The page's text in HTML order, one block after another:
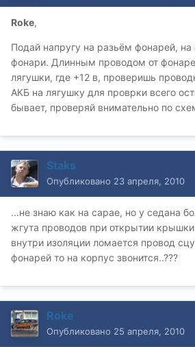
Roke,
Подай напругу на разьём фонарей,
фонари. Длинным проводом от
лягушки, где +12 в, проверишь
АКБ на лягушку для проврки всего
бывает, проверяй внимательно по
Staks
Опубликовано 23 апреля, 2010
...не знаю как на сарае, но у седана
жгута проводов при открытии
внутри изоляции ломается провод
фонарей то на корпус звонится..???
Roke
Опубликовано 25 апреля, 2010